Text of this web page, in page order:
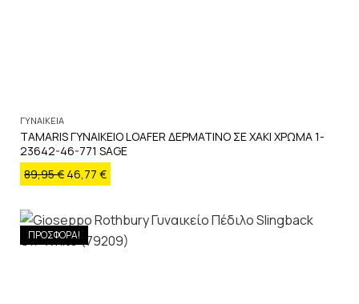
ΓΥΝΑΙΚΕΙΑ
TAMARIS ΓΥΝΑΙΚΕΙΟ LOAFER ΔΕΡΜΑΤΙΝΟ ΣΕ ΧΑΚΙ ΧΡΩΜΑ 1-
23642-46-771 SAGE
89,95€ 46,77 €
ΠΡΟΣΦΟΡΑ!